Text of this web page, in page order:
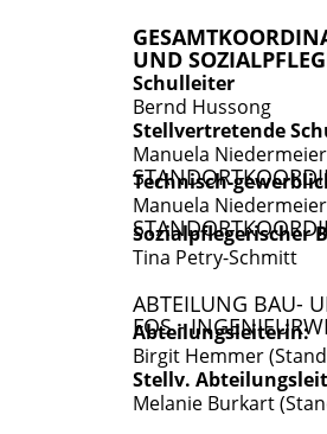
UND
Schulleiter
Bernd Hussong
Stellvertretende
Manuela Niedermeier
Technisch-
Manuela Niedermeier
Sozialpflegerischer
Tina Petry-Schmitt
ABTEILUNG BAU-
FOS -
Abteilungsleiterin:
Birgit Hemmer
Stellv.
Melanie Burkart